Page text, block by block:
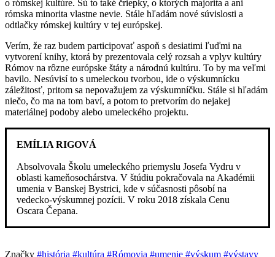
o rómskej kultúre. Sú to také čriepky, o ktorých majorita a ani
rómska minorita vlastne nevie. Stále hľadám nové súvislosti a
odtlačky rómskej kultúry v tej európskej.
Verím, že raz budem participovať aspoň s desiatimi ľuďmi na
vytvorení knihy, ktorá by prezentovala celý rozsah a vplyv kultúry
Rómov na rôzne európske štáty a národnú kultúru. To by ma veľmi
bavilo. Nesúvisí to s umeleckou tvorbou, ide o výskumnícku
záležitosť, pritom sa nepovažujem za výskumníčku. Stále si hľadám
niečo, čo ma na tom baví, a potom to pretvorím do nejakej
materiálnej podoby alebo umeleckého projektu.
EMÍLIA RIGOVÁ
Absolvovala Školu umeleckého priemyslu Josefa Vydru v
oblasti kameňosochárstva. V štúdiu pokračovala na Akadémii
umenia v Banskej Bystrici, kde v súčasnosti pôsobí na
vedecko-výskumnej pozícii. V roku 2018 získala Cenu
Oscara Čepana.
Značky #história #kultúra #Rómovia #umenie #výskum #výstavy